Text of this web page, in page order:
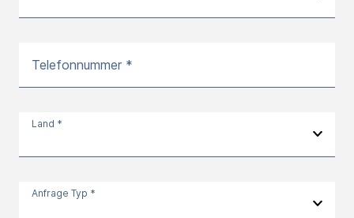
Telefonnummer *
Land *
Anfrage Typ *